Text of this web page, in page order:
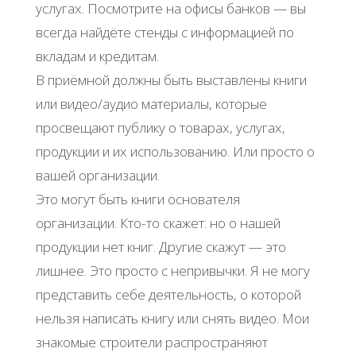
услугах. Посмотрите на офисы банков — вы
всегда найдёте стенды с информацией по
вкладам и кредитам.
В приёмной должны быть выставлены книги
или видео/аудио материалы, которые
просвещают публику о товарах, услугах,
продукции и их использованию. Или просто о
вашей организации.
Это могут быть книги основателя
организации. Кто-то скажет: но о нашей
продукции нет книг. Другие скажут — это
лишнее. Это просто с непривычки. Я не могу
представить себе деятельность, о которой
нельзя написать книгу или снять видео. Мои
знакомые строители распространяют